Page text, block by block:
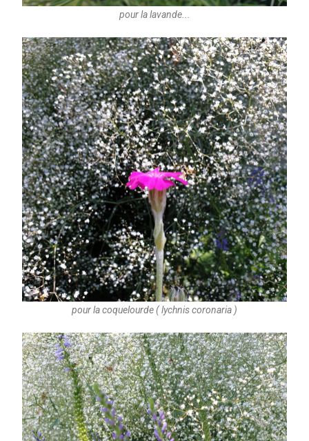
pour la lavande...
pour la coquelourde ( lychnis coronaria )